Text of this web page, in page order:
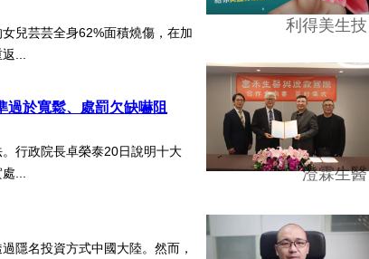
兒芸芸全身62%面積燒傷，在加
...
過於寬鬆、處罰欠缺嚇阻
行政院長卓榮泰20日說明十大
...
隱名投資方式中國大陸。然而，
利得美生技
澄霖生醫